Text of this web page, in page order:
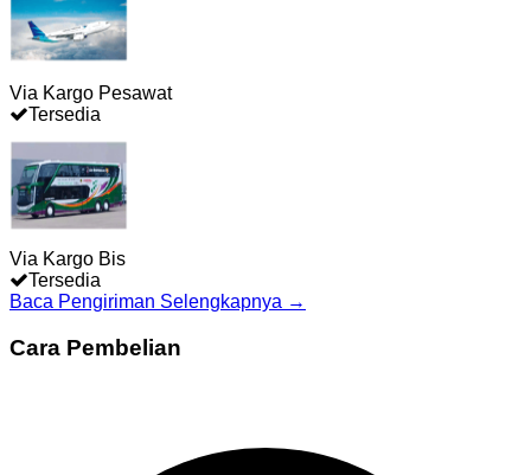
Via Kargo Pesawat
Tersedia
Via Kargo Bis
Tersedia
Baca Pengiriman Selengkapnya →
Cara Pembelian